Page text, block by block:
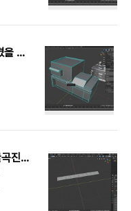
Blender - Edge 라인에 파란선이 생겼을 때? - 사라지게 하는 법 + Mark Sharp - 폴리곤 스므딩 Polygon Smoothing>
Blender Study - Curve 사용해서 굴곡진 형태로 변형하기